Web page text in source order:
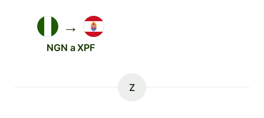
→
NGN a XPF
Z